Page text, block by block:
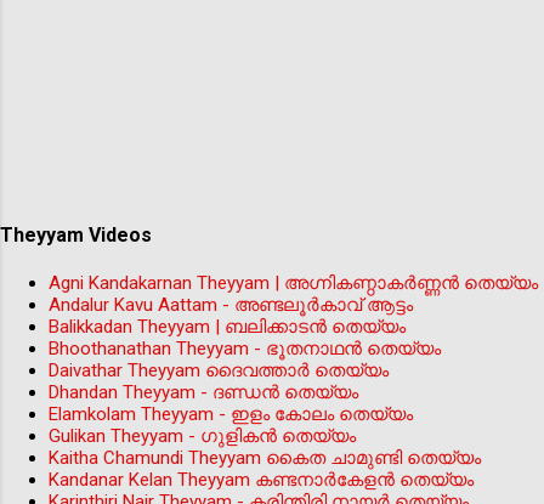
Theyyam Videos
Agni Kandakarnan Theyyam | അഗ്നികണ്ഠാകർണ്ണൻ തെയ്യം
Andalur Kavu Aattam - അണ്ടലൂർകാവ് ആട്ടം
Balikkadan Theyyam | ബലിക്കാടൻ തെയ്യം
Bhoothanathan Theyyam - ഭൂതനാഥൻ തെയ്യം
Daivathar Theyyam ദൈവത്താര്‍ തെയ്യം
Dhandan Theyyam - ദണ്ഡൻ തെയ്യം
Elamkolam Theyyam - ഇളം കോലം തെയ്യം
Gulikan Theyyam - ഗുളികൻ തെയ്യം
Kaitha Chamundi Theyyam കൈത ചാമുണ്ടി തെയ്യം
Kandanar Kelan Theyyam കണ്ടനാർകേളൻ തെയ്യം